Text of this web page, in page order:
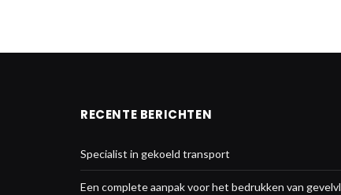
RECENTE BERICHTEN
Specialist in gekoeld transport
Een complete aanpak voor het bedrukken van